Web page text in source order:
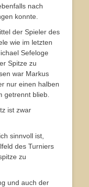
nach
konnte.
der Spieler des
wie im letzten
Sefeloge
Spitze zu
war Markus
nur einen halben
getrennt blieb.
ist zwar
sinnvoll ist,
des Turniers
zu
und auch der